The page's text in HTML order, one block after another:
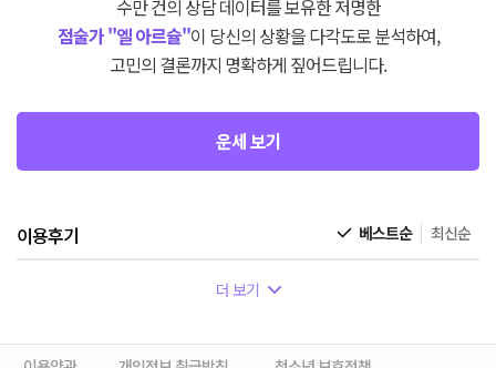
수만 건의 상담 데이터를 보유한 저명한
점술가 "엘 아르슐"이 당신의 상황을 다각도로 분석하여,
고민의 결론까지 명확하게 짚어드립니다.
운세 보기
이용후기 베스트순 최신순
더 보기